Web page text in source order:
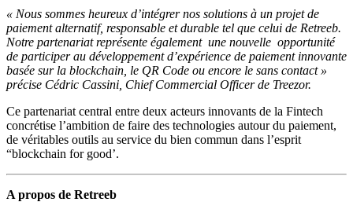
« Nous sommes heureux d’intégrer nos solutions à un projet de
paiement alternatif, responsable et durable tel que celui de Retreeb.
Notre partenariat représente également une nouvelle opportunité
de participer au développement d’expérience de paiement innovante
basée sur la blockchain, le QR Code ou encore le sans contact »
précise Cédric Cassini, Chief Commercial Officerde Treezor.
Ce partenariat central entre deux acteurs innovants de la Fintech
concrétise l’ambition de faire des technologies autour du paiement,
de véritables outils au service du bien commun dans l’esprit
“blockchain for good’.
A propos de Retreeb